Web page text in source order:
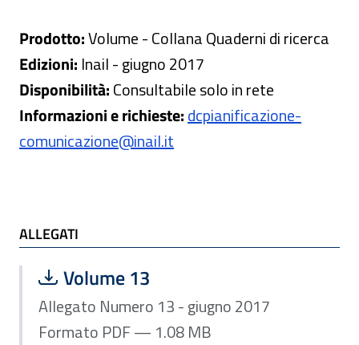
Prodotto:Volume - Collana Quaderni di ricerca
Edizioni: Inail - giugno 2017
Disponibilità:Consultabile solo in rete
Informazioni e richieste:dcpianificazione-
comunicazione@inail.it
ALLEGATI
Scarica file:
Volume 13
Formato PDF — Dimensione 1.08 MB
Allegato Numero 13 - giugno 2017
Formato PDF — 1.08 MB